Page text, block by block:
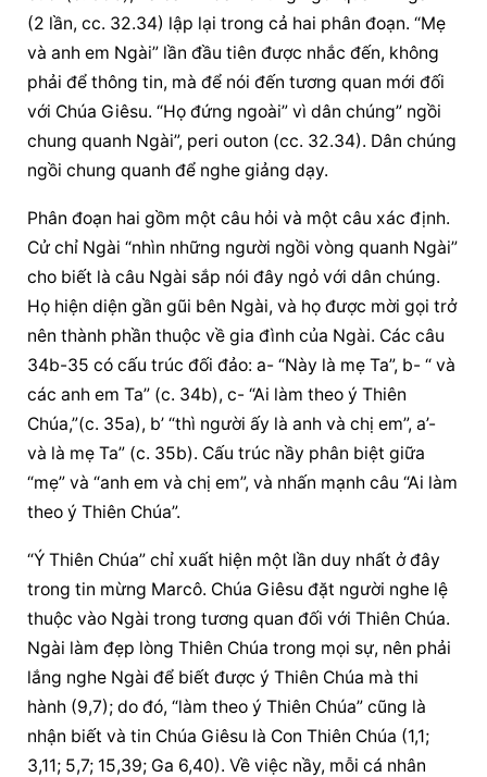
(2 lần, cc. 32.34) lập lại trong cả hai phân đoạn. “Mẹ
và anh em Ngài” lần đầu tiên được nhắc đến, không
phải để thông tin, mà để nói đến tương quan mới đối
với Chúa Giêsu. “Họ đứng ngoài” vì dân chúng” ngồi
chung quanh Ngài”, peri outon (cc. 32.34). Dân chúng
ngồi chung quanh để nghe giảng dạy.
Phân đoạn hai gồm một câu hỏi và một câu xác định.
Cử chỉ Ngài “nhìn những người ngồi vòng quanh Ngài”
cho biết là câu Ngài sắp nói đây ngỏ với dân chúng.
Họ hiện diện gần gũi bên Ngài, và họ được mời gọi trở
nên thành phần thuộc về gia đình của Ngài. Các câu
34b-35 có cấu trúc đối đảo: a- “Này là mẹ Ta”, b- “ và
các anh em Ta” (c. 34b), c- “Ai làm theo ý Thiên
Chúa,”(c. 35a), b’ “thì người ấy là anh và chị em”, a’-
và là mẹ Ta” (c. 35b). Cấu trúc nầy phân biệt giữa
“mẹ” và “anh em và chị em”, và nhấn mạnh câu “Ai làm
theo ý Thiên Chúa”.
“Ý Thiên Chúa” chỉ xuất hiện một lần duy nhất ở đây
trong tin mừng Marcô. Chúa Giêsu đặt người nghe lệ
thuộc vào Ngài trong tương quan đối với Thiên Chúa.
Ngài làm đẹp lòng Thiên Chúa trong mọi sự, nên phải
lắng nghe Ngài để biết được ý Thiên Chúa mà thi
hành (9,7); do đó, “làm theo ý Thiên Chúa” cũng là
nhận biết và tin Chúa Giêsu là Con Thiên Chúa (1,1;
3,11; 5,7; 15,39; Ga 6,40). Về việc nầy, mỗi cá nhân